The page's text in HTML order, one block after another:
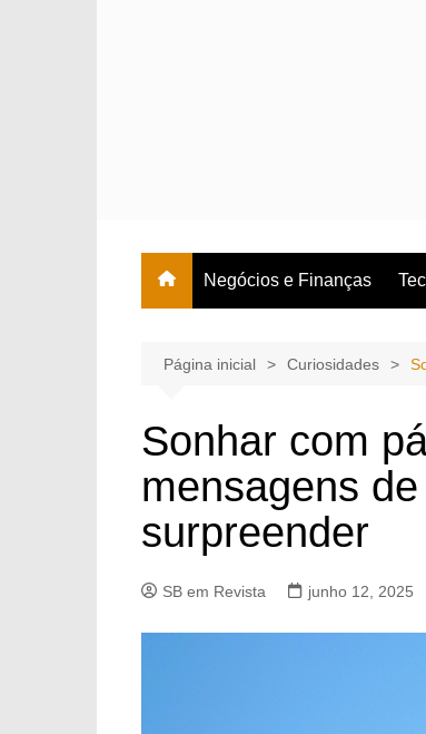
Negócios e Finanças
Página inicial Curiosidades
Sonhar com
mensagens
surpreender
SB em Revista junho 12, 2025